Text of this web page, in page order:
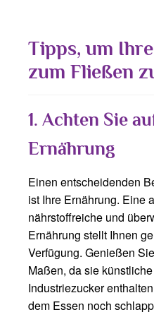
Tipps, um
zum Fließen
1. Achten Sie
Ernährung
Einen entscheidenden
ist Ihre Ernährung. Eine
nährstoffreiche und
Ernährung stellt Ihnen
Verfügung. Genießen
Maßen, da sie
Industriezucker
dem Essen noch